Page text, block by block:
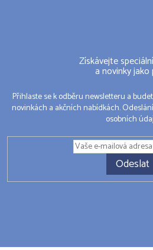
Získávejte
a novinky jako
Přihlaste se k odběru newsletteru a
novinkách a akčních nabídkách.
osobních
Odeslat